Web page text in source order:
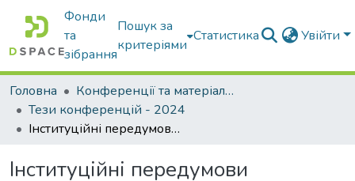
Фонди
та
зібрання
Пошук за
критеріями
Статистика Увійти
Головна
Конференції та матеріали конференцій
Тези конференцій - 2024
Інституційні передумови встановлення (зміни) меж населених пунктів в Україні
Інституційні передумови